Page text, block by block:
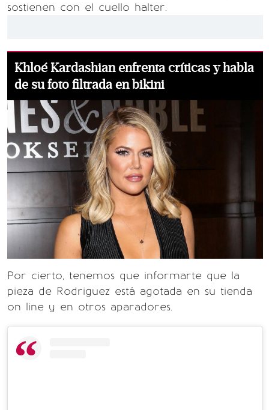
sostienen con el cuello halter.
Khloé Kardashian enfrenta críticas y habla
de su foto filtrada en bikini
Por cierto, tenemos que informarte que la
pieza de Rodriguez está agotada en su tienda
on line y en otros aparadores.